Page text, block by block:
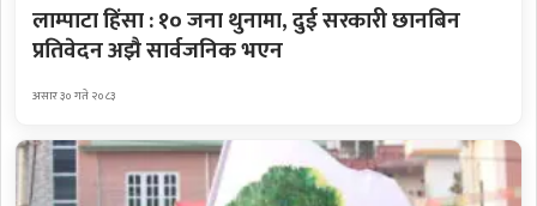
लाम्पाटा हिंसा : १० जना थुनामा, दुई सरकारी छानबिन
प्रतिवेदन अझै सार्वजनिक भएन
असार ३० गते २०८३